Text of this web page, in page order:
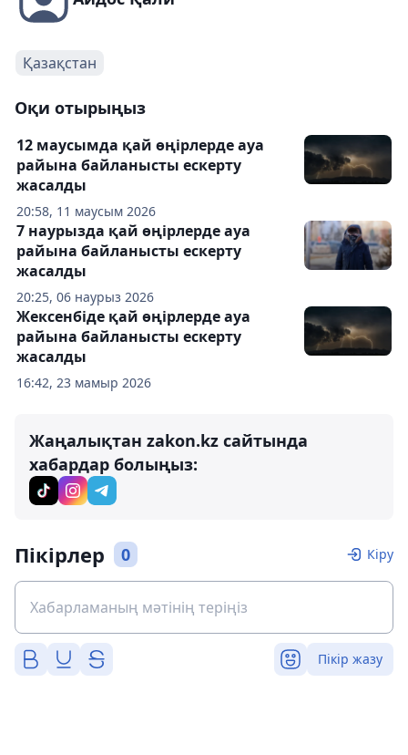
Қазақстан
Оқи отырыңыз
20:58, 11 маусым 2026
12 маусымда қай өңірлерде ауа
райына байланысты ескерту
жасалды
20:25, 06 наурыз 2026
7 наурызда қай өңірлерде ауа
райына байланысты ескерту
жасалды
16:42, 23 мамыр 2026
Жексенбіде қай өңірлерде ауа
райына байланысты ескерту
жасалды
Жаңалықтан zakon.kz сайтында
хабардар болыңыз:
Пікірлер 0 Кіру
Пікір жазу